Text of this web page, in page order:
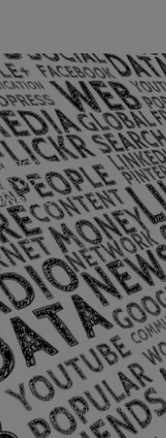
- Cep: 27.330-030
17h.
– 3.780 – Colônia Santo